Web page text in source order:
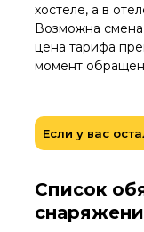
хостеле, а в
Возможна
цена тарифа
момент
Если у вас
Список